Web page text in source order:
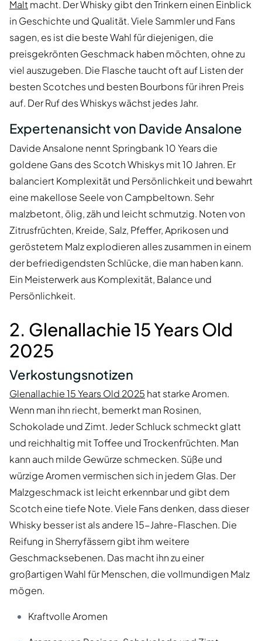
Maltmacht. Der Whisky gibt den Trinkern einen Einblick
in Geschichte und Qualität. Viele Sammler und Fans
sagen, es ist die beste Wahl für diejenigen, die
preisgekrönten Geschmack haben möchten, ohne zu
viel auszugeben. Die Flasche taucht oft auf Listen der
besten Scotches und besten Bourbons für ihren Preis
auf. Der Ruf des Whiskys wächst jedes Jahr.
Expertenansicht von Davide Ansalone
Davide Ansalone nennt Springbank 10 Years die
goldene Gans des Scotch Whiskys mit 10 Jahren. Er
balanciert Komplexität und Persönlichkeit und bewahrt
eine makellose Seele von Campbeltown. Sehr
malzbetont, ölig, zäh und leicht schmutzig. Noten von
Zitrusfrüchten, Kreide, Salz, Pfeffer, Aprikosen und
geröstetem Malz explodieren alles zusammen in einem
der befriedigendsten Schlücke, die man haben kann.
Ein Meisterwerk aus Komplexität, Balance und
Persönlichkeit.
2. Glenallachie 15 Years Old
2025
Verkostungsnotizen
Glenallachie 15 Years Old 2025 hat starke Aromen.
Wenn man ihn riecht, bemerkt man Rosinen,
Schokolade und Zimt. Jeder Schluck schmeckt glatt
und reichhaltig mit Toffee und Trockenfrüchten. Man
kann auch milde Gewürze schmecken. Süße und
würzige Aromen vermischen sich in jedem Glas. Der
Malzgeschmack ist leicht erkennbar und gibt dem
Scotch eine tiefe Note. Viele Fans denken, dass dieser
Whisky besser ist als andere 15-Jahre-Flaschen. Die
Reifung in Sherryfässern gibt ihm weitere
Geschmacksebenen. Das macht ihn zu einer
großartigen Wahl für Menschen, die vollmundigen Malz
mögen.
Kraftvolle Aromen